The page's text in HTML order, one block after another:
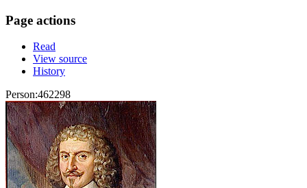
Page actions
Read
View source
History
Person:462298